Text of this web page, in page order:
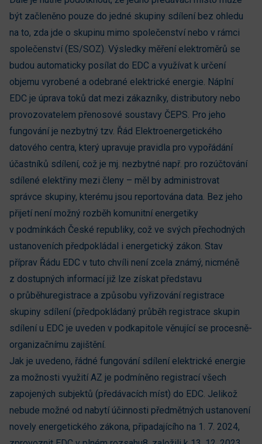
být začleněno pouze do jedné skupiny sdílení bez ohledu
na to, zda jde o skupinu mimo společenství nebo v rámci
společenství (ES/SOZ). Výsledky měření elektroměrů se
budou automaticky posílat do EDC a využívat k určení
objemu vyrobené a odebrané elektrické energie. Náplní
EDC je úprava toků dat mezi zákazníky, distributory nebo
provozovatelem přenosové soustavy ČEPS. Pro jeho
fungování je nezbytný tzv. Řád Elektroenergetického
datového centra, který upravuje pravidla pro vypořádání
účastníků sdílení, což je mj. nezbytné např. pro rozúčtování
sdílené elektřiny mezi členy – měl by administrovat
správce skupiny, kterému jsou reportována data. Bez jeho
přijetí není možný rozběh komunitní energetiky
v podmínkách České republiky, což ve svých přechodných
ustanoveních předpokládal i energetický zákon. Stav
příprav Řádu EDC v tuto chvíli není zcela známý, nicméně
z dostupných informací již lze získat představu
o průběhuregistrace a způsobu vyřizování registrace
skupiny sdílení (předpokládaný průběh registrace skupin
sdílení u EDC je uveden v podkapitole věnující se procesně-
organizačnímu zajištění.
Jak je uvedeno, řádné fungování sdílení elektrické energie
za možnosti využití AZ je podmíněno registrací všech
zapojených subjektů (předávacích míst) do EDC. Jelikož
nebude možné od nabytí účinnosti předmětných ustanovení
novely energetického zákona, připadajícího na 1. 7. 2024,